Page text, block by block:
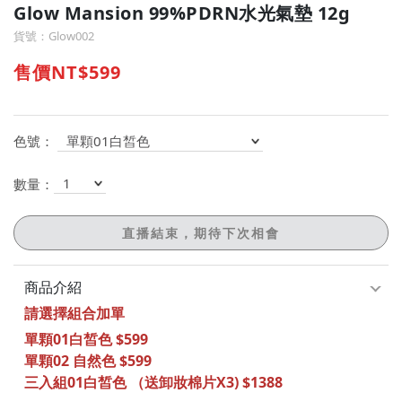
Glow Mansion 99%PDRN水光氣墊 12g
貨號：Glow002
售價NT$599
色號：
數量：
商品介紹
請選擇組合加單
單顆01白皙色 $599
單顆02 自然色 $599
三入組01白皙色 （送卸妝棉片X3) $1388